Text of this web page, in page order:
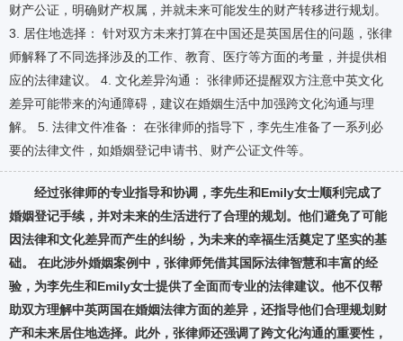
财产公证，明确财产权属，并就未来可能发生的财产转移进行规划。
3. 居住地选择： 针对双方未来打算在中国还是英国居住的问题，张律
师解释了不同选择涉及的工作、教育、医疗等方面的考量，并提供相
应的法律建议。 4. 文化差异沟通： 张律师还提醒双方注意中英文化
差异可能带来的沟通障碍，建议在婚姻生活中加强跨文化沟通与理
解。 5. 法律文件准备： 在张律师的指导下，李先生准备了一系列必
要的法律文件，如婚姻登记申请书、财产公证文件等。
经过张律师的专业指导和协调，李先生和Emily女士顺利完成了
婚姻登记手续，并对未来的生活进行了合理的规划。他们避免了可能
因法律和文化差异而产生的纠纷，为未来的幸福生活奠定了坚实的基
础。 在此涉外婚姻案例中，张律师凭借其国际法律智慧和丰富的经
验，为李先生和Emily女士提供了全面而专业的法律建议。他不仅帮
助双方理解中英两国在婚姻法律方面的差异，还指导他们合理规划财
产和未来居住地选择。此外，张律师还强调了跨文化沟通的重要性，